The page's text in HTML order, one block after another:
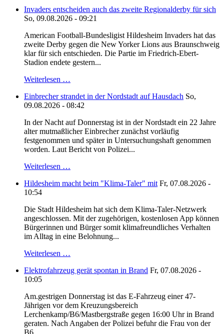
Invaders entscheiden auch das zweite Regionalderby für sich
So, 09.08.2026 - 09:21
American Football-Bundesligist Hildesheim Invaders hat das
zweite Derby gegen die New Yorker Lions aus Braunschweig
klar für sich entschieden. Die Partie im Friedrich-Ebert-
Stadion endete gestern...
Weiterlesen …
Einbrecher strandet in der Nordstadt auf Hausdach So,
09.08.2026 - 08:42
In der Nacht auf Donnerstag ist in der Nordstadt ein 22 Jahre
alter mutmaßlicher Einbrecher zunächst vorläufig
festgenommen und später in Untersuchungshaft genommen
worden. Laut Bericht von Polizei...
Weiterlesen …
Hildesheim macht beim "Klima-Taler" mit Fr, 07.08.2026 -
10:54
Die Stadt Hildesheim hat sich dem Klima-Taler-Netzwerk
angeschlossen. Mit der zugehörigen, kostenlosen App können
Bürgerinnen und Bürger somit klimafreundliches Verhalten
im Alltag in eine Belohnung...
Weiterlesen …
Elektrofahrzeug gerät spontan in Brand Fr, 07.08.2026 -
10:05
Am.gestrigen Donnerstag ist das E-Fahrzeug einer 47-
Jährigen vor dem Kreuzungsbereich
Lerchenkamp/B6/Mastbergstraße gegen 16:00 Uhr in Brand
geraten. Nach Angaben der Polizei befuhr die Frau von der